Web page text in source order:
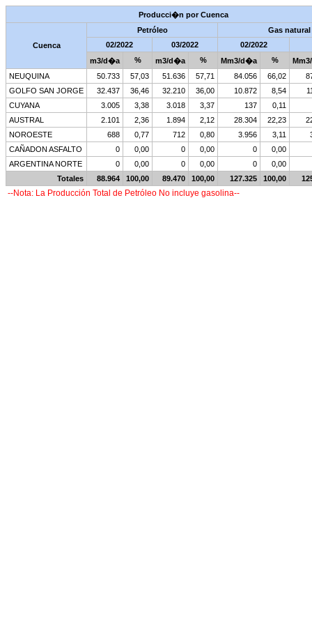
Producci�n por Cuenca
Cuenca
Petróleo
Gas natural
02/2022
03/2022 02/2022
m3/d�a
% m3/d�a % Mm3/d�a %
NEUQUINA
50.733 57,03 51.636 57,71 84.056 66,02
GOLFO SAN JORGE
32.437 36,46 32.210 36,00 10.872 8,54
CUYANA
3.005 3,38 3.018 3,37 137
0,11
AUSTRAL
2.101 2,36 1.894 2,12 28.304 22,23
NOROESTE
688 0,77 712 0,80 3.956 3,11
CAÑADON ASFALTO
0 0,00 0 0,00 0
0,00
ARGENTINA NORTE
0 0,00 0 0,00 0
0,00
Totales
88.964 100,00 89.470 100,00 127.325 100,00
--Nota: La Producción Total de Petróleo No incluye gasolina--